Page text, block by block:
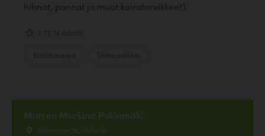
hihnat, pannat ja muut koiratarvikkeet).
Murren Murkina Pukinmäki
Säterintie 16, Helsinki